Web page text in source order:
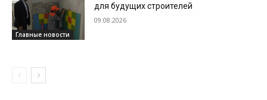
Главные новости
для будущих строителей
09.08.2026